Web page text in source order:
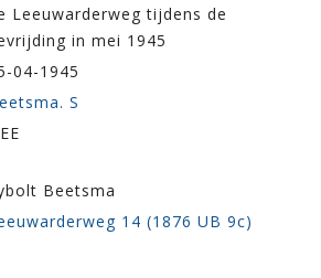
Leeuwarderweg tijdens de
in mei 1945
04-1945
S
Beetsma
14 (1876 UB 9c)